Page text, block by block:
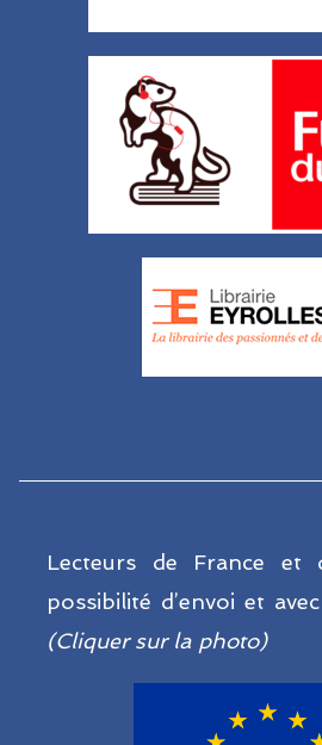
Lecteurs de France et
possibilité d’envoi et
(Cliquer sur la photo)